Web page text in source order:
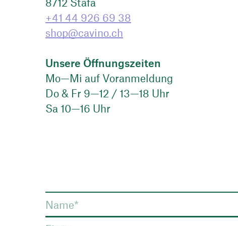
+41 44 926 69 38
shop@cavino.ch
Unsere Öffnungszeiten
Mo—Mi auf Voranmeldung
Do & Fr 9—12 / 13—18 Uhr
Sa 10—16 Uhr